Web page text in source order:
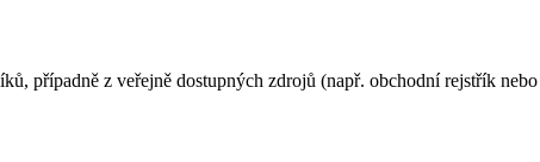
případně z veřejně dostupných zdrojů (např. obchodní rejstřík